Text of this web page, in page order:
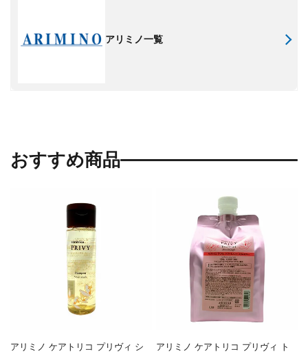
アリミノ一覧
おすすめ商品
アリミノ ケアトリコ プリヴィ シ
アリミノ ケアトリコ プリヴィ ト